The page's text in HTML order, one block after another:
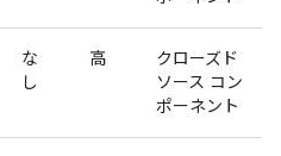
な
し
高
クローズド
ソース コン
ポーネント